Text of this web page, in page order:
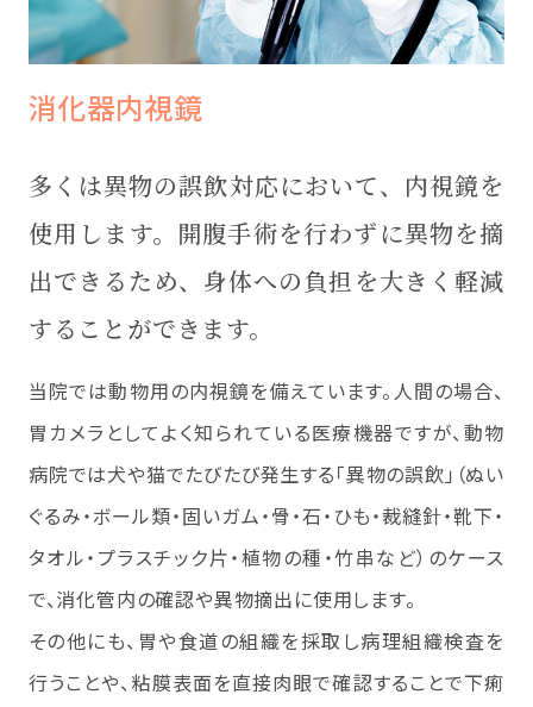
消化器内視鏡
多くは異物の誤飲対応において、内視鏡を
使用します。開腹手術を行わずに異物を摘
出できるため、身体への負担を大きく軽減
することができます。
当院では動物用の内視鏡を備えています。人間の場合、
胃カメラとしてよく知られている医療機器ですが、動物
病院では犬や猫でたびたび発生する「異物の誤飲」（ぬい
ぐるみ・ボール類・固いガム・骨・石・ひも・裁縫針・靴下・
タオル・プラスチック片・植物の種・竹串など）のケース
で、消化管内の確認や異物摘出に使用します。
その他にも、胃や食道の組織を採取し病理組織検査を
行うことや、粘膜表面を直接肉眼で確認することで下痢